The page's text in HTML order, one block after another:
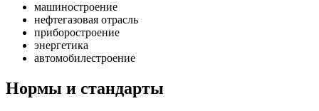
машиностроение
нефтегазовая отрасль
приборостроение
энергетика
автомобилестроение
Нормы и стандарты